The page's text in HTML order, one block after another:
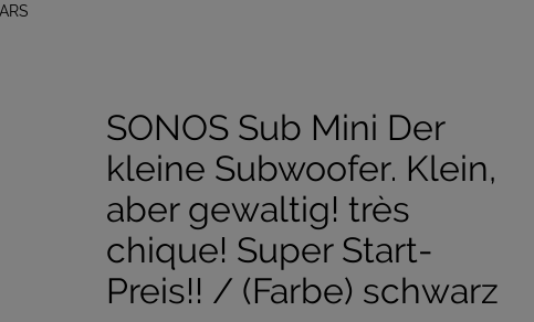
SONOS Sub Mini Der
kleine Subwoofer. Klein,
aber gewaltig! très
chique! Super Start-
Preis!! / (Farbe) schwarz